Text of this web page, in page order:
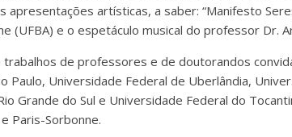
apresentações artísticas, a saber: “Manifesto
(UFBA) e o espetáculo musical do professor Dr.
trabalhos de professores e de doutorandos
Paulo, Universidade Federal de Uberlândia,
Grande do Sul e Universidade Federal do
Paris-Sorbonne.